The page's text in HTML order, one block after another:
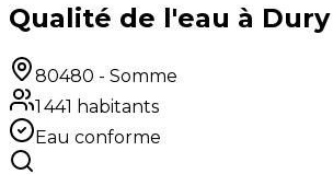
Qualité de l'eau à Dury
80480 - Somme
1 441 habitants
Eau conforme